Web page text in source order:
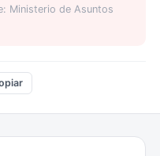
Ministerio de Asuntos